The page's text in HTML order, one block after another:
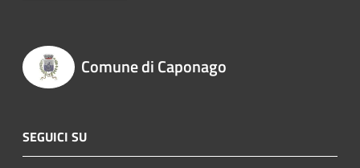
Comune di Caponago
SEGUICI SU